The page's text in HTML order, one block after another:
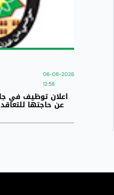
06-08-2026
12:58
اعلان توظيف في
عن حاجتها